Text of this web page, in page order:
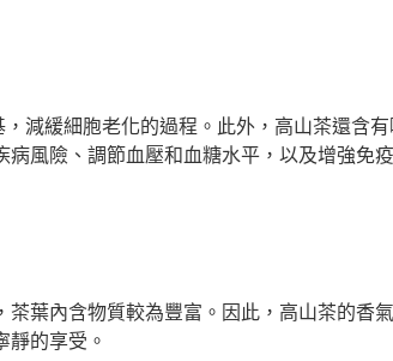
減緩細胞老化的過程。此外，高山茶還含
風險、調節血壓和血糖水平，以及增強免疫
葉內含物質較為豐富。因此，高山茶的香
靜的享受。